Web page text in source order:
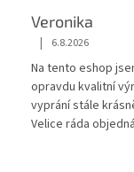
Veronika
Hodnocení
| 6.8.2026
Na tento eshop
opravdu kvalitní
vyprání stále
Velice ráda